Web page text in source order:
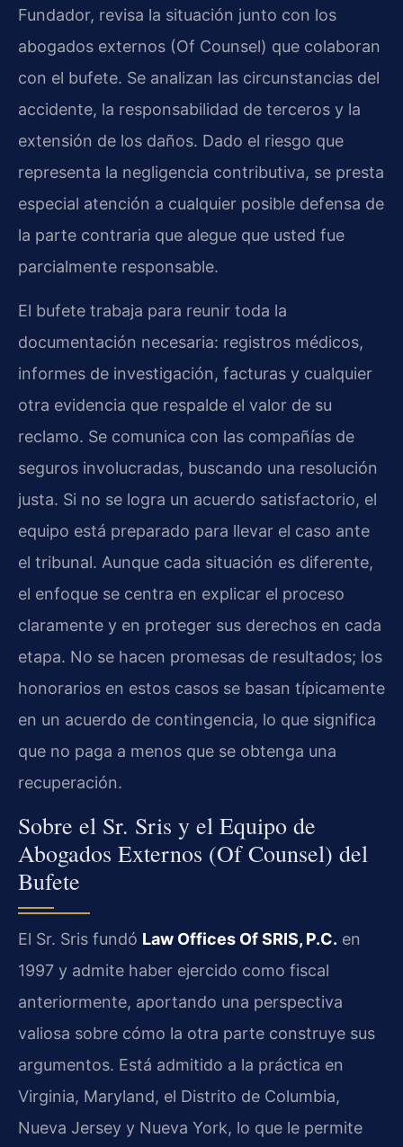
Fundador, revisa la situación junto con los
abogados externos (Of Counsel) que colaboran
con el bufete. Se analizan las circunstancias del
accidente, la responsabilidad de terceros y la
extensión de los daños. Dado el riesgo que
representa la negligencia contributiva, se presta
especial atención a cualquier posible defensa de
la parte contraria que alegue que usted fue
parcialmente responsable.
El bufete trabaja para reunir toda la
documentación necesaria: registros médicos,
informes de investigación, facturas y cualquier
otra evidencia que respalde el valor de su
reclamo. Se comunica con las compañías de
seguros involucradas, buscando una resolución
justa. Si no se logra un acuerdo satisfactorio, el
equipo está preparado para llevar el caso ante
el tribunal. Aunque cada situación es diferente,
el enfoque se centra en explicar el proceso
claramente y en proteger sus derechos en cada
etapa. No se hacen promesas de resultados; los
honorarios en estos casos se basan típicamente
en un acuerdo de contingencia, lo que significa
que no paga a menos que se obtenga una
recuperación.
Sobre el Sr. Sris y el Equipo de
Abogados Externos (Of Counsel) del
Bufete
El Sr. Sris fundó Law Offices Of SRIS, P.C. en
1997 y admite haber ejercido como fiscal
anteriormente, aportando una perspectiva
valiosa sobre cómo la otra parte construye sus
argumentos. Está admitido a la práctica en
Virginia, Maryland, el Distrito de Columbia,
Nueva Jersey y Nueva York, lo que le permite